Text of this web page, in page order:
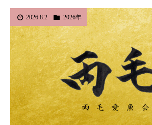
2026.8.2 2026年